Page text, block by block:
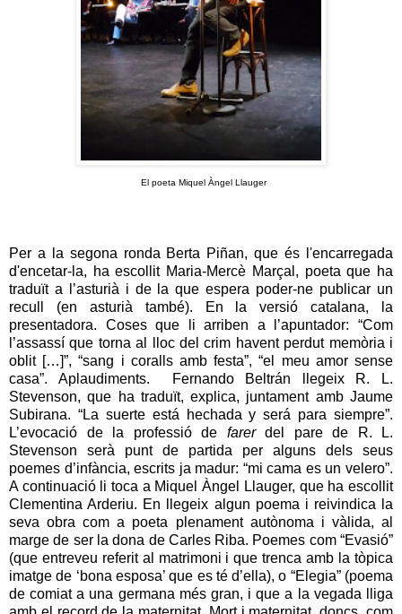
El poeta Miquel Àngel Llauger
Per a la segona ronda Berta Piñan, que és l'encarregada
d'encetar-la, ha escollit Maria-Mercè Marçal, poeta que ha
traduït a l’asturià i de la que espera poder-ne publicar un
recull (en asturià també). En la versió catalana, la
presentadora. Coses que li arriben a l’apuntador: “Com
l’assassí que torna al lloc del crim havent perdut memòria i
oblit […]”, “sang i coralls amb festa”, “el meu amor sense
casa”. Aplaudiments. Fernando Beltrán llegeix R. L.
Stevenson, que ha traduït, explica, juntament amb Jaume
Subirana. “La suerte está hechada y será para siempre”.
L’evocació de la professió de
farerdel pare de R. L.
Stevenson serà punt de partida per alguns dels seus
poemes d’infància, escrits ja madur: “mi cama es un velero”.
A continuació li toca a Miquel Àngel Llauger, que ha escollit
Clementina Arderiu. En llegeix algun poema i reivindica la
seva obra com a poeta plenament autònoma i vàlida, al
marge de ser la dona de Carles Riba. Poemes com “Evasió”
(que entreveu referit al matrimoni i que trenca amb la tòpica
imatge de ‘bona esposa’ que es té d’ella), o “Elegia” (poema
de comiat a una germana més gran, i que a la vegada lliga